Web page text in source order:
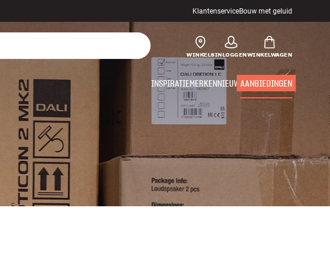
KlantenserviceBouw met geluid
WINKELSINLOGGENWINKELWAGEN
INSPIRATIEMERKENNIEUW AANBIEDINGEN